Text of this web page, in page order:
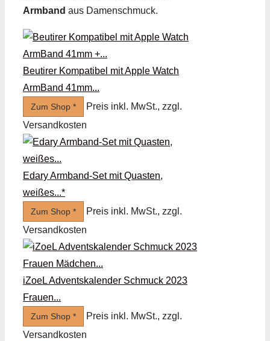
Armband aus Damenschmuck.
Beutirer Kompatibel mit Apple Watch
ArmBand 41mm...
Zum Shop *
Preis inkl. MwSt., zzgl.
Versandkosten
Edary Armband-Set mit Quasten,
weißes...*
Zum Shop *
Preis inkl. MwSt., zzgl.
Versandkosten
iZoeL Adventskalender Schmuck 2023
Frauen...
Zum Shop *
Preis inkl. MwSt., zzgl.
Versandkosten